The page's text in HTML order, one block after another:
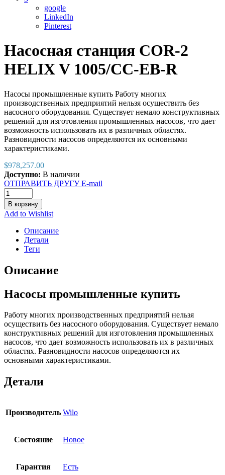
google
LinkedIn
Pinterest
Насосная станция COR-2
HELIX V 1005/CC-EB-R
Насосы промышленные купить Работу многих
производственных предприятий нельзя осуществить без
насосного оборудования. Существует немало конструктивных
решений для изготовления промышленных насосов, что дает
возможность использовать их в различных областях.
Разновидности насосов определяются их основными
характеристиками.
$978,257.00
Доступно: В наличии
ОТПРАВИТЬ ДРУГУ E-mail
В корзину
Add to Wishlist
Описание
Детали
Теги
Описание
Насосы промышленные купить
Работу многих производственных предприятий нельзя
осуществить без насосного оборудования. Существует немало
конструктивных решений для изготовления промышленных
насосов, что дает возможность использовать их в различных
областях. Разновидности насосов определяются их
основными характеристиками.
Детали
Производитель Wilo
Состояние Новое
Гарантия Есть